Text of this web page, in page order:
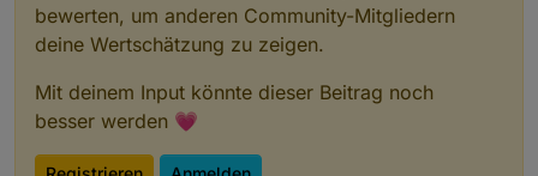
bewerten, um anderen Community-Mitgliedern
deine Wertschätzung zu zeigen.
Mit deinem Input könnte dieser Beitrag noch
besser werden 💗